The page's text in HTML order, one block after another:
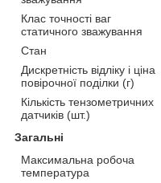
Клас точності ваг
статичного зважування
Стан
Дискретність відліку і ціна
повірочної поділки (г)
Кількість тензометричних
датчиків (шт.)
Загальні
Максимальна робоча
температура